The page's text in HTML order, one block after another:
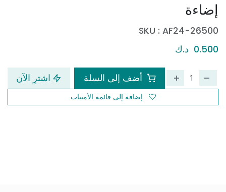
إضاءة
SKU : AF24-26500
0.500 د.ك
أضف إلى السلة اشترِ الآن
إضافة إلى قائمة الأمنيات